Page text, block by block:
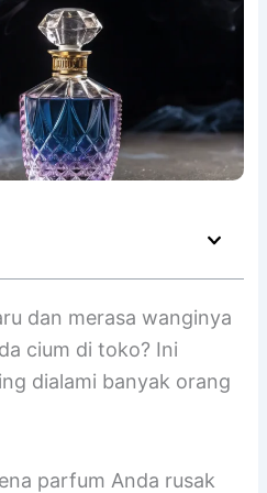
dan merasa wanginya
cium di toko? Ini
dialami banyak orang
parfum Anda rusak